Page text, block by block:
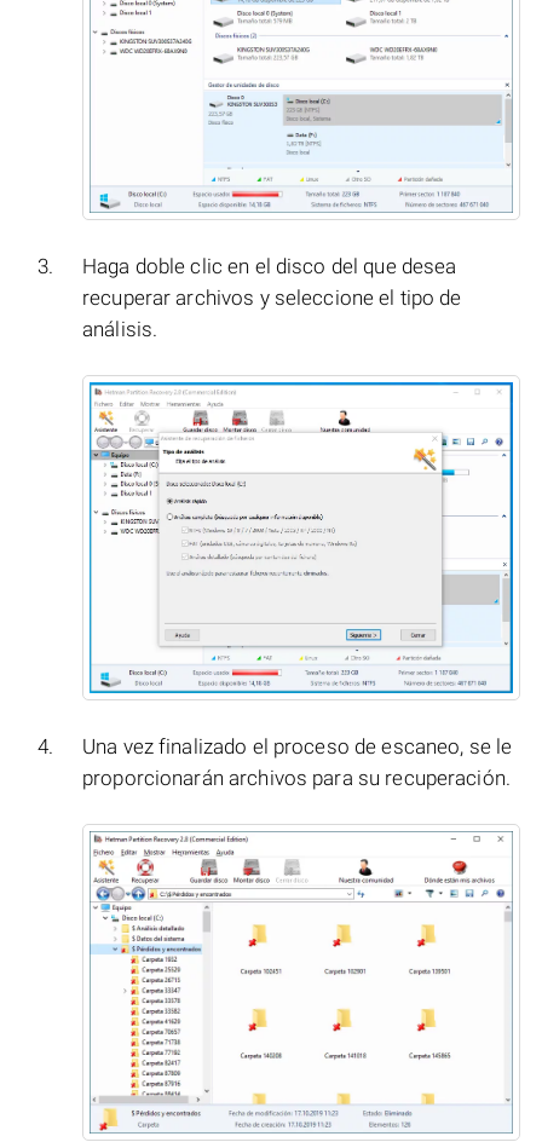
Haga doble clic en el disco del que desea
recuperar archivos y seleccione el tipo de
análisis.
Una vez finalizado el proceso de escaneo, se le
proporcionarán archivos para su recuperación.